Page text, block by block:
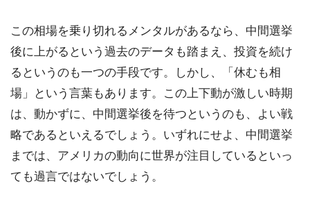
この相場を乗り切れるメンタルがあるなら、中間選挙
後に上がるという過去のデータも踏まえ、投資を続け
るというのも一つの手段です。しかし、「休むも相
場」という言葉もあります。この上下動が激しい時期
は、動かずに、中間選挙後を待つというのも、よい戦
略であるといえるでしょう。いずれにせよ、中間選挙
までは、アメリカの動向に世界が注目しているといっ
ても過言ではないでしょう。